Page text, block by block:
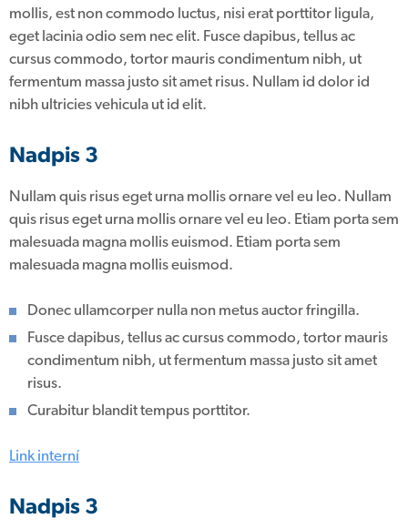
mollis, est non commodo luctus, nisi erat porttitor ligula,
eget lacinia odio sem nec elit. Fusce dapibus, tellus ac
cursus commodo, tortor mauris condimentum nibh, ut
fermentum massa justo sit amet risus. Nullam id dolor id
nibh ultricies vehicula ut id elit.
Nadpis 3
Nullam quis risus eget urna mollis ornare vel eu leo. Nullam
quis risus eget urna mollis ornare vel eu leo. Etiam porta sem
malesuada magna mollis euismod. Etiam porta sem
malesuada magna mollis euismod.
Donec ullamcorper nulla non metus auctor fringilla.
Fusce dapibus, tellus ac cursus commodo, tortor mauris
condimentum nibh, ut fermentum massa justo sit amet
risus.
Curabitur blandit tempus porttitor.
Link interní
Nadpis 3